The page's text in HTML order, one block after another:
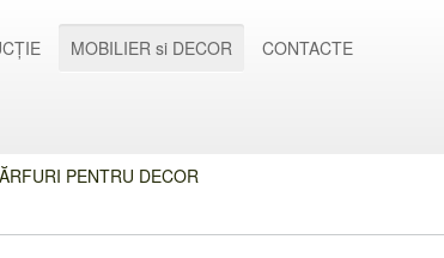
MOBILIER si DECOR CONTACTE
PENTRU DECOR